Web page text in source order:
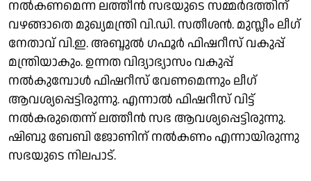
നൽകണമെന്ന ലത്തീൻ സഭയുടെ സമ്മർദത്തിന്
വഴങ്ങാതെ മുഖ്യമന്ത്രി വി.ഡി. സതീശൻ. മുസ്ലീം ലീഗ്
നേതാവ് വി.ഇ. അബ്ദുൽ ഗഫൂർ ഫിഷറീസ് വകുപ്പ്
മന്ത്രിയാകും. ഉന്നത വിദ്യാഭ്യാസം വകുപ്പ്
നൽകുമ്പോൾ ഫിഷറീസ് വേണമെന്നും ലീഗ്
ആവശ്യപ്പെട്ടിരുന്നു. എന്നാൽ ഫിഷറീസ് വിട്ട്
നൽകരുതെന്ന് ലത്തീൻ സഭ ആവശ്യപ്പെട്ടിരുന്നു.
ഷിബു ബേബി ജോണിന് നൽകണം എന്നായിരുന്നു
സഭയുടെ നിലപാട്.